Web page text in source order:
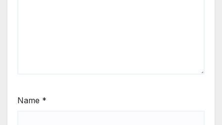
Name *